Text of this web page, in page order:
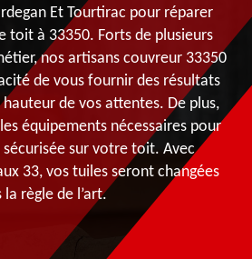
Et Tourtirac pour réparer
toit à 33350. Forts de plusieurs
nos artisans couvreur 33350
de vous fournir des résultats
de vos attentes. De plus,
équipements nécessaires pour
sur votre toit. Avec
33, vos tuiles seront changées
règle de l’art.